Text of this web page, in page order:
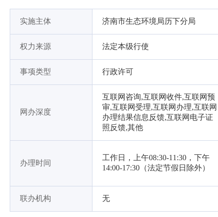
实施主体 济南市生态环境局历下分局
权力来源 法定本级行使
事项类型 行政许可
网办深度
互联网咨询,互联网收件,互联网预
审,互联网受理,互联网办理,互联网
办理结果信息反馈,互联网电子证
照反馈,其他
办理时间
工作日，上午08:30-11:30，下午
14:00-17:30（法定节假日除外）
联办机构 无